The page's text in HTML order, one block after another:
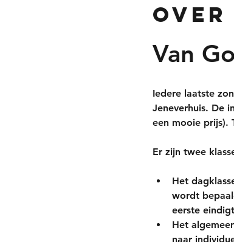
Over
Van
Iedere laatste
Jeneverhuis. De
een mooie prijs).
Er zijn twee
Het
wordt
eerste
Het
naar